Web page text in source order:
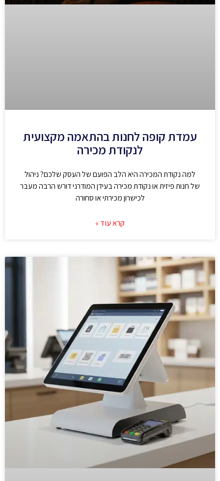
עמדת קופה לחנות בהתאמה מקצועית
לנקודת מכירה
למה נקודת המכירה היא הלב הפועם של העסק שלכם? ניהול
של חנות פיזית או נקודת מכירה בעידן המודרני דורש הרבה מעבר
לכישרון מכירתי או סחורה
קרא עוד »